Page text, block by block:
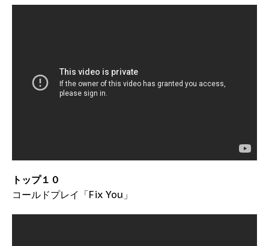
トップ１０
コールドプレイ「Fix You」